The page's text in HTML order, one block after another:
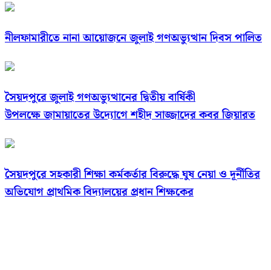
নীলফামারীতে নানা আয়োজনে জুলাই গণঅভ্যুত্থান দিবস পালিত
সৈয়দপুরে জুলাই গণঅভ্যুত্থানের দ্বিতীয় বার্ষিকী
উপলক্ষে জামায়াতের উদ্যোগে শহীদ সাজ্জাদের কবর জিয়ারত
সৈয়দপুরে সহকারী শিক্ষা কর্মকর্তার বিরুদ্ধে ঘুষ নেয়া ও দূর্নীতির
অভিযোগ প্রাথমিক বিদ্যালয়ের প্রধান শিক্ষকের